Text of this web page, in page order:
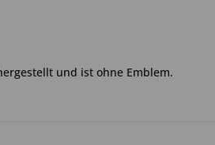
und ist ohne Emblem.